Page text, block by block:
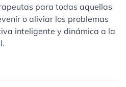
para todas aquellas
o aliviar los problemas
inteligente y dinámica a la